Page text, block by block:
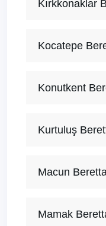
Kırkkonaklar
Kocatepe
Konutkent
Kurtuluş
Macun
Mamak